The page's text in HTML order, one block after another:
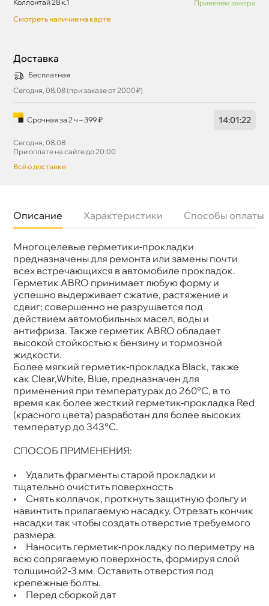
Коллонтай 28 к.1
Привезем завтра
Смотреть наличие на карте
Доставка
Бесплатная
Сегодня, 08.08 (при заказе от 2000₽)
Срочная за 2 ч – 399 ₽ 14:01:22
Сегодня, 08.08
При оплате на сайте до 20:00
сё о доставке
Описание Характеристики Способы оплаты
Многоцелевые герметики-прокладки
предназначены для ремонта или замены почти
сех встречающихся в автомобиле прокладок.
Герметик ABRO принимает любую форму и
успешно выдерживает сжатие, растяжение и
сдвиг; совершенно не разрушается под
действием автомобильных масел, воды и
антифриза. Также герметик ABRO обладает
ысокой стойкостью к бензину и тормозной
жидкости.
Более мягкий герметик-прокладка Black, также
как Clear,White, Blue, предназначен для
применения при температурах до 260°С, в то
ремя как более жесткий герметик-прокладка Red
(красного цвета) разработан для более высоких
температур до 343°С.
СПОСОБ ПРИМЕНЕНИЯ:
• Удалить фрагменты старой прокладки и
тщательно очистить поверхность
• Снять колпачок, проткнуть защитную фольгу и
навинтить прилагаемую насадку. Отрезать кончик
насадки так чтобы создать отверстие требуемого
размера.
• Наносить герметик-прокладку по периметру на
сю сопрягаемую поверхность, формируя слой
толщиной2-3 мм. Оставить отверстия под
крепежные болты.
• Перед сборкой дат
Бренд
ABRO
85
Артикул
12-AB-R